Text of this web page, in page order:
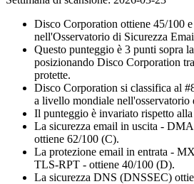
Disco Corporation ottiene 45/100
nell'Osservatorio di Sicurezza
Questo punteggio è 3 punti sopra
posizionando Disco Corporation
protette.
Disco Corporation si classifica al
a livello mondiale nell'osservatorio
Il punteggio è invariato rispetto alla
La sicurezza email in uscita -
ottiene 62/100 (C).
La protezione email in entrata -
TLS-RPT - ottiene 40/100 (D).
La sicurezza DNS (DNSSEC)